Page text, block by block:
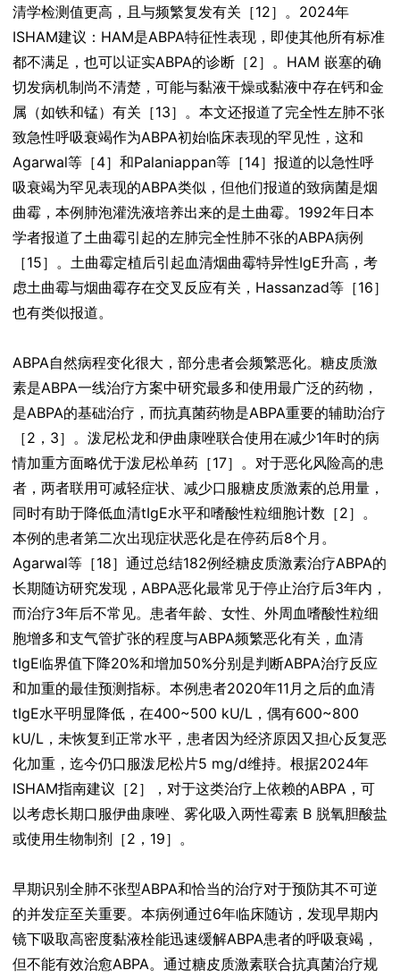
清学检测值更高，且与频繁复发有关［12］。2024年
ISHAM建议：HAM是ABPA特征性表现，即使其他所有标准
都不满足，也可以证实ABPA的诊断［2］。HAM 嵌塞的确
切发病机制尚不清楚，可能与黏液干燥或黏液中存在钙和金
属（如铁和锰）有关［13］。本文还报道了完全性左肺不张
致急性呼吸衰竭作为ABPA初始临床表现的罕见性，这和
Agarwal等［4］和Palaniappan等［14］报道的以急性呼
吸衰竭为罕见表现的ABPA类似，但他们报道的致病菌是烟
曲霉，本例肺泡灌洗液培养出来的是土曲霉。1992年日本
学者报道了土曲霉引起的左肺完全性肺不张的ABPA病例
［15］。土曲霉定植后引起血清烟曲霉特异性IgE升高，考
虑土曲霉与烟曲霉存在交叉反应有关，Hassanzad等［16］
也有类似报道。
ABPA自然病程变化很大，部分患者会频繁恶化。糖皮质激
素是ABPA一线治疗方案中研究最多和使用最广泛的药物，
是ABPA的基础治疗，而抗真菌药物是ABPA重要的辅助治疗
［2，3］。泼尼松龙和伊曲康唑联合使用在减少1年时的病
情加重方面略优于泼尼松单药［17］。对于恶化风险高的患
者，两者联用可减轻症状、减少口服糖皮质激素的总用量，
同时有助于降低血清tIgE水平和嗜酸性粒细胞计数［2］。
本例的患者第二次出现症状恶化是在停药后8个月。
Agarwal等［18］通过总结182例经糖皮质激素治疗ABPA的
长期随访研究发现，ABPA恶化最常见于停止治疗后3年内，
而治疗3年后不常见。患者年龄、女性、外周血嗜酸性粒细
胞增多和支气管扩张的程度与ABPA频繁恶化有关，血清
tIgE临界值下降20%和增加50%分别是判断ABPA治疗反应
和加重的最佳预测指标。本例患者2020年11月之后的血清
tIgE水平明显降低，在400~500 kU/L，偶有600~800
kU/L，未恢复到正常水平，患者因为经济原因又担心反复恶
化加重，迄今仍口服泼尼松片5 mg/d维持。根据2024年
ISHAM指南建议［2］，对于这类治疗上依赖的ABPA，可
以考虑长期口服伊曲康唑、雾化吸入两性霉素 B 脱氧胆酸盐
或使用生物制剂［2，19］。
早期识别全肺不张型ABPA和恰当的治疗对于预防其不可逆
的并发症至关重要。本病例通过6年临床随访，发现早期内
镜下吸取高密度黏液栓能迅速缓解ABPA患者的呼吸衰竭，
但不能有效治愈ABPA。通过糖皮质激素联合抗真菌治疗规